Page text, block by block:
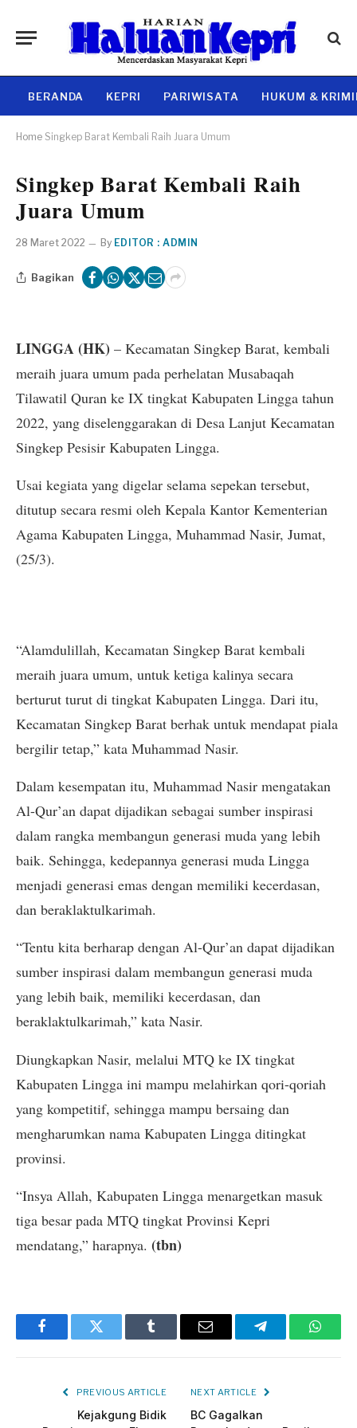
BERANDA KEPRI PARIWISATA HUKUM &
Home Singkep Barat Kembali Raih Juara Umum
Singkep Barat Kembali Raih
Juara Umum
28 Maret 2022 By EDITOR : ADMIN
Bagikan
LINGGA (HK) – Kecamatan Singkep Barat, kembali
meraih juara umum pada perhelatan Musabaqah
Tilawatil Quran ke IX tingkat Kabupaten Lingga tahun
2022, yang diselenggarakan di Desa Lanjut Kecamatan
Singkep Pesisir Kabupaten Lingga.
Usai kegiata yang digelar selama sepekan tersebut,
ditutup secara resmi oleh Kepala Kantor Kementerian
Agama Kabupaten Lingga, Muhammad Nasir, Jumat,
(25/3).
“Alamdulillah, Kecamatan Singkep Barat kembali
meraih juara umum, untuk ketiga kalinya secara
berturut turut di tingkat Kabupaten Lingga. Dari itu,
Kecamatan Singkep Barat berhak untuk mendapat piala
bergilir tetap,” kata Muhammad Nasir.
Dalam kesempatan itu, Muhammad Nasir mengatakan
Al-Qur’an dapat dijadikan sebagai sumber inspirasi
dalam rangka membangun generasi muda yang lebih
baik. Sehingga, kedepannya generasi muda Lingga
menjadi generasi emas dengan memiliki kecerdasan,
dan beraklaktulkarimah.
“Tentu kita berharap dengan Al-Qur’an dapat dijadikan
sumber inspirasi dalam membangun generasi muda
yang lebih baik, memiliki kecerdasan, dan
beraklaktulkarimah,” kata Nasir.
Diungkapkan Nasir, melalui MTQ ke IX tingkat
Kabupaten Lingga ini mampu melahirkan qori-qoriah
yang kompetitif, sehingga mampu bersaing dan
mengharumkan nama Kabupaten Lingga ditingkat
provinsi.
“Insya Allah, Kabupaten Lingga menargetkan masuk
tiga besar pada MTQ tingkat Provinsi Kepri
mendatang,” harapnya. (tbn)
FacebookTwitter Tumblr Email Telegram
PREVIOUS ARTICLE
Kejakgung Bidik
NEXT ARTICLE
BC Gagalkan